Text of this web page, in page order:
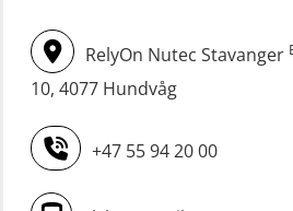
m/E-læring
Livbåtfører fritt fall
Livbåtfører
FF1200 (OSE1424)
STCW
maskinoffiserer
(MBS125)
Sikkerhetskurs for
oppdrettsanlegg
RelyOn Nutec Stavanger
10, 4077 Hundvåg
+47 55 94 20 00